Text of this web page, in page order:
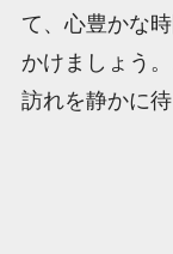
て、心豊かな
かけましょう
訪れを静かに待